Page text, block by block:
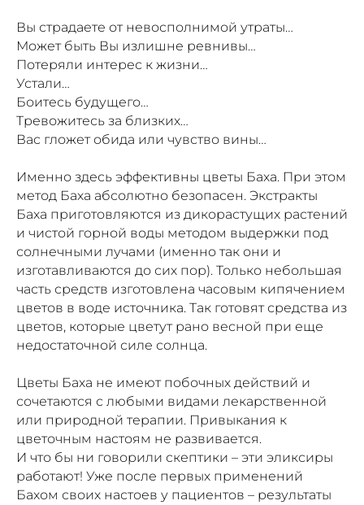
Вы страдаете от невосполнимой утраты…
Может быть Вы излишне ревнивы…
Потеряли интерес к жизни…
Устали…
Боитесь будущего…
Тревожитесь за близких…
Вас гложет обида или чувство вины…
Именно здесь эффективны цветы Баха. При этом
метод Баха абсолютно безопасен. Экстракты
Баха приготовляются из дикорастущих растений
и чистой горной воды методом выдержки под
солнечными лучами (именно так они и
изготавливаются до сих пор). Только небольшая
часть средств изготовлена часовым кипячением
цветов в воде источника. Так готовят средства из
цветов, которые цветут рано весной при еще
недостаточной силе солнца.
Цветы Баха не имеют побочных действий и
сочетаются с любыми видами лекарственной
или природной терапии. Привыкания к
цветочным настоям не развивается.
И что бы ни говорили скептики – эти эликсиры
работают! Уже после первых применений
Бахом своих настоев у пациентов – результаты